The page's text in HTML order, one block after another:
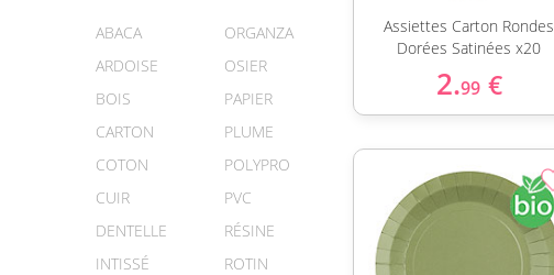
ABACA
ARDOISE
BOIS
CARTON
COTON
CUIR
DENTELLE
INTISSÉ
ORGANZA
OSIER
PAPIER
PLUME
POLYPRO
PVC
RÉSINE
ROTIN
Assiettes Carton Rondes
Dorées Satinées x20
2.99 €